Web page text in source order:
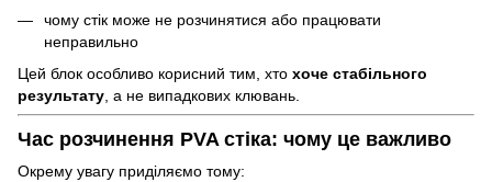
чому стік може не розчинятися або працювати
неправильно
Цей блок особливо корисний тим, хто хоче стабільного
результату , а не випадкових клювань.
Час розчинення PVA стіка: чому це важливо
Окрему увагу приділяємо тому: